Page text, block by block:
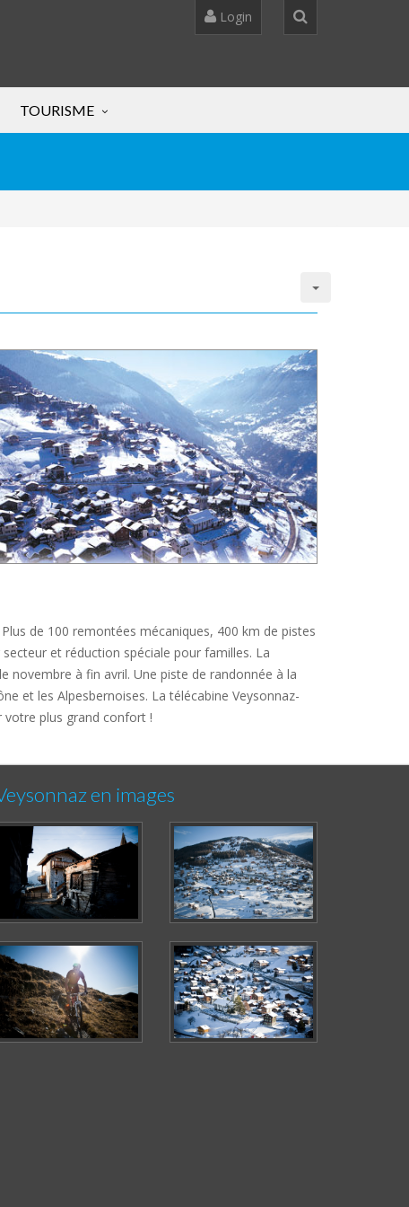
Login
TOURISME
de 100 remontées mécaniques, 400 km de pistes
et réduction spéciale pour familles. La
novembre à fin avril. Une piste de randonnée à la
et les Alpesbernoises. La télécabine Veysonnaz-
plus grand confort !
en images